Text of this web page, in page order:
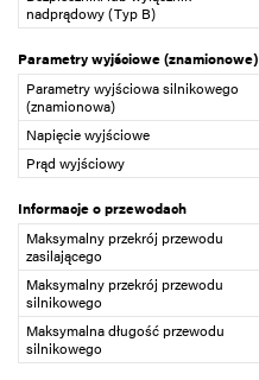
nadprądowy (Typ B)
Parametry wyjściowe (znamionowe)
Parametry wyjściowa silnikowego
(znamionowa)
Napięcie wyjściowe
Prąd wyjściowy
Informacje o przewodach
Maksymalny przekrój przewodu
zasilającego
Maksymalny przekrój przewodu
silnikowego
Maksymalna długość przewodu
silnikowego